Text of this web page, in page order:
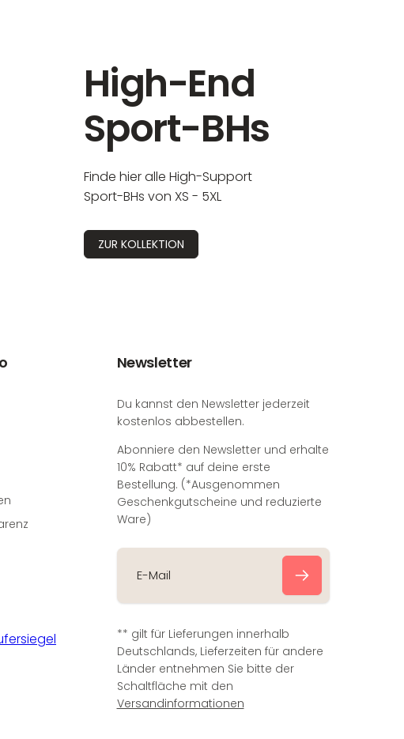
High-End
Sport-BHs
Finde hier alle High-Support
Sport-BHs von XS - 5XL
ZUR KOLLEKTION
Newsletter
Du kannst den Newsletter jederzeit
kostenlos abbestellen.
Abonniere den Newsletter und erhalte
10% Rabatt* auf deine erste
Bestellung. (*Ausgenommen
Geschenkgutscheine und reduzierte
Ware)
E
M
a
i
l
** gilt für Lieferungen innerhalb
Deutschlands, Lieferzeiten für andere
Länder entnehmen Sie bitte der
Schaltfläche mit den
Versandinformationen